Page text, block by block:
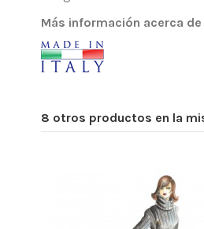
Más información acerca
8 otros productos en la